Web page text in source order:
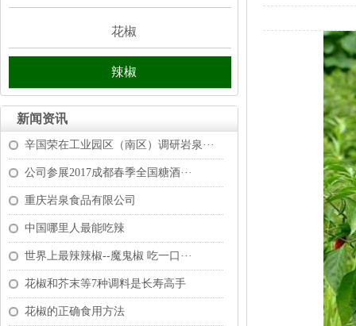
花椒
辣椒
新闻资讯
辛国荣在工业园区（南区）调研岩泉···
公司参展2017成都春季全国糖酒···
重庆岩泉食品有限公司
中国哪里人最能吃辣
世界上最辣辣椒--魔鬼椒吃一口···
花椒和芥末等7种调料是长寿高手
花椒的正确食用方法